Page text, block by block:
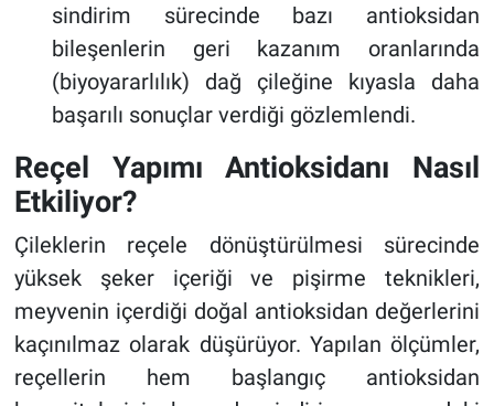
sindirim sürecinde bazı antioksidan
bileşenlerin geri kazanım oranlarında
(biyoyararlılık) dağ çileğine kıyasla daha
başarılı sonuçlar verdiği gözlemlendi.
Reçel Yapımı Antioksidanı Nasıl
Etkiliyor?
Çileklerin reçele dönüştürülmesi sürecinde
yüksek şeker içeriği ve pişirme teknikleri,
meyvenin içerdiği doğal antioksidan değerlerini
kaçınılmaz olarak düşürüyor. Yapılan ölçümler,
reçellerin hem başlangıç antioksidan